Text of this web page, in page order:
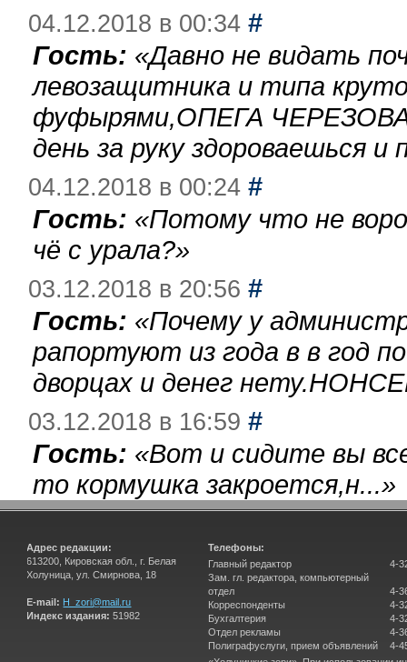
04.12.2018 в 00:34 #
Гость: «Давно не видать
левозащитника и типа
фуфырями,ОПЕГА
день за руку здороваешься
04.12.2018 в 00:24 #
Гость: «Потому что не
чё с урала?»
03.12.2018 в 20:56 #
Гость: «Почему у
рапортуют из года в в год
дворцах и денег
03.12.2018 в 16:59 #
Гость: «Вот и сидите вы
то кормушка закроется,н...»
Адрес редакции:
613200, Кировская обл., г. Белая
Холуница, ул. Смирнова, 18
E-mail: H_zori@mail.ru
Индекс издания: 51982
Телефоны:
Главный редактор
Зам. гл. редактора, компьютерный
отдел
Корреспонденты
Бухгалтерия
Отдел рекламы
Полиграфуслуги, прием объявлений
4-
4-
4-
4-
4-
4-